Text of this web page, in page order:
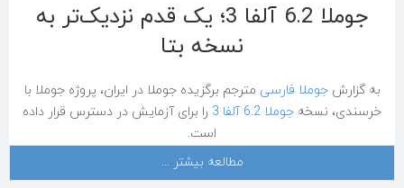
جوملا 6.2 آلفا 3؛ یک قدم نزدیک‌تر به
نسخه بتا
به گزارشجوملا فارسی مترجم برگزیده جوملا در ایران، پروژه جوملا با
خرسندی، نسخه جوملا 6.2 آلفا 3
را برای آزمایش در دسترس قرار داده
است.
مطالعه بیشتر ...